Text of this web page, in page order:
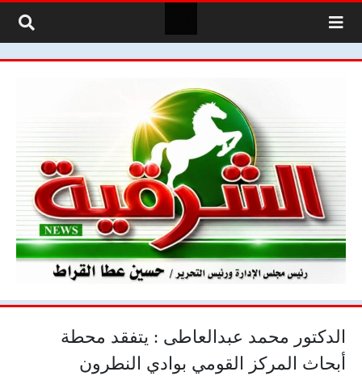
الدكتور محمد عبدالعاطى : يتفقد محطة
أبحاث المركز القومي بوادي النطرون